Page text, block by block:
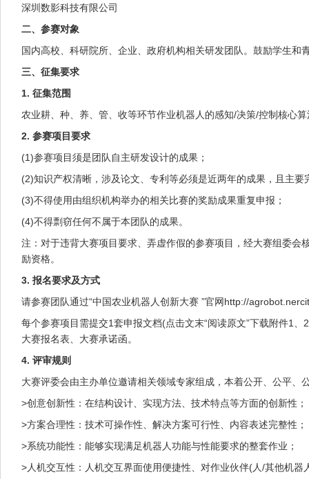
深圳数影科技有限公司
二、参赛对象
国内高校、科研院所、企业、政府机构相关研发团队。鼓励学生
三、征集要求
1. 征集范围
农业耕、种、养、管、收等环节作业机器人的感知/决策/控制核心
2. 参赛项目要求
(1)参赛项目须是团队自主研发设计的成果；
(2)知识产权清晰，涉及论文、专利等必须是近两年的成果，且主要
(3)不得使用由组织机构举办的相关比赛的奖励成果重复申报；
(4)不得剽窃任何不属于本团队的成果。
注：对于违背大赛项目要求、弄虚作假的参赛项目，经大赛组委
励资格。
3. 报名要求及方式
请参赛团队通过“中国农业机器人创新大赛 ”官网http://
每个参赛项目需提交1套申报文档(点击文末“阅读原文”下载附件1
大赛报名表、大赛承诺函。
4. 评审规则
大赛评委会由主办单位邀请相关领域专家组成，本着公开、公平
>创意创新性：在结构设计、实现方法、技术特点等方面的创新性；
>方案合理性：技术可操作性、解决方案可行性、内容表述完整性；
>系统功能性：能够实现满足机器人功能与性能要求的整套作业；
>人机交互性：人机交互界面使用便捷性、对作业伙伴(人/其他机